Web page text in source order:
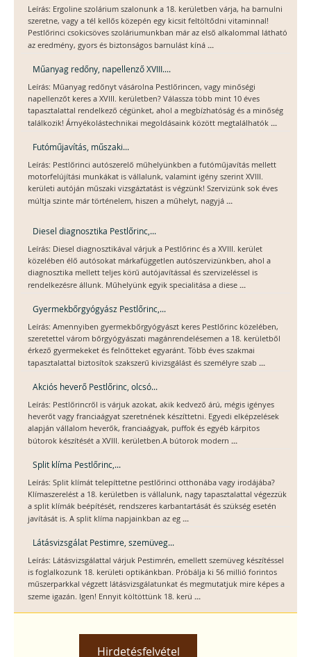
Leírás: Ergoline szolárium szalonunk a 18. kerületben várja, ha barnulni
szeretne, vagy a tél kellős közepén egy kicsit feltöltődni vitaminnal!
Pestlőrinci csokicsöves szoláriumunkban már az első alkalommal látható
az eredmény, gyors és biztonságos barnulást kíná ...
Műanyag redőny, napellenző XVIII....
Leírás: Műanyag redőnyt vásárolna Pestlőrincen, vagy minőségi
napellenzőt keres a XVIII. kerületben? Válassza több mint 10 éves
tapasztalattal rendelkező cégünket, ahol a megbízhatóság és a minőség
találkozik! Árnyékolástechnikai megoldásaink között megtalálhatók ...
Futóműjavítás, műszaki...
Leírás: Pestlőrinci autószerelő műhelyünkben a futóműjavítás mellett
motorfelújítási munkákat is vállalunk, valamint igény szerint XVIII.
kerületi autóján műszaki vizsgáztatást is végzünk! Szervizünk sok éves
múltja szinte már történelem, hiszen a műhelyt, nagyjá ...
Diesel diagnosztika Pestlőrinc,...
Leírás: Diesel diagnosztikával várjuk a Pestlőrinc és a XVIII. kerület
közelében élő autósokat márkafüggetlen autószervizünkben, ahol a
diagnosztika mellett teljes körű autójavítással és szervizeléssel is
rendelkezésre állunk. Műhelyünk egyik specialitása a diese ...
Gyermekbőrgyógyász Pestlőrinc,...
Leírás: Amennyiben gyermekbőrgyógyászt keres Pestlőrinc közelében,
szeretettel várom bőrgyógyászati magánrendelésemen a 18. kerületből
érkező gyermekeket és felnőtteket egyaránt. Több éves szakmai
tapasztalattal biztosítok szakszerű kivizsgálást és személyre szab ...
Akciós heverő Pestlőrinc, olcsó...
Leírás: Pestlőrincről is várjuk azokat, akik kedvező árú, mégis igényes
heverőt vagy franciaágyat szeretnének készíttetni. Egyedi elképzelések
alapján vállalom heverők, franciaágyak, puffok és egyéb kárpitos
bútorok készítését a XVIII. kerületben.A bútorok modern ...
Split klíma Pestlőrinc,...
Leírás: Split klímát telepíttetne pestlőrinci otthonába vagy irodájába?
Klímaszerelést a 18. kerületben is vállalunk, nagy tapasztalattal végezzük
a split klímák beépítését, rendszeres karbantartását és szükség esetén
javítását is. A split klíma napjainkban az eg ...
Látásvizsgálat Pestimre, szemüveg...
Leírás: Látásvizsgálattal várjuk Pestimrén, emellett szemüveg készítéssel
is foglalkozunk 18. kerületi optikánkban. Próbálja ki 56 millió forintos
műszerparkkal végzett látásvizsgálatunkat és megmutatjuk mire képes a
szeme igazán. Igen! Ennyit költöttünk 18. kerü ...
Hirdetésfelvétel